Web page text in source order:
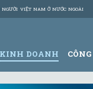
VIỆT NAM Ở NƯỚC NGOÀI
KINH DOANH